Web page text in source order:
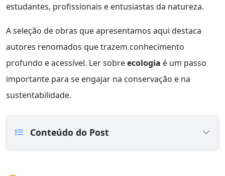
estudantes, profissionais e entusiastas da natureza.
A seleção de obras que apresentamos aqui destaca
autores renomados que trazem conhecimento
profundo e acessível. Ler sobreecologia é um passo
importante para se engajar na conservação e na
sustentabilidade.
Conteúdo do Post